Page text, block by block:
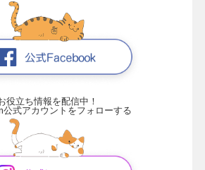
役立ち情報を配信中！
公式アカウントをフォローする